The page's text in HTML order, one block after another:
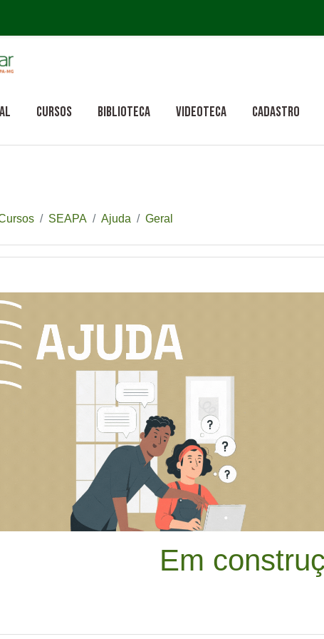
Cursos Biblioteca Videoteca Cadastro
SEAPA Ajuda Geral
Em